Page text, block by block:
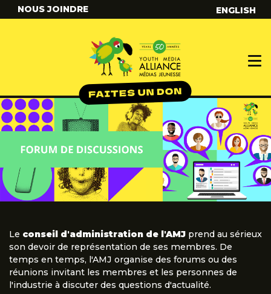
NOUS JOINDRE ENGLISH
Le conseil d'administration de l'AMJ prend au sérieux
son devoir de représentation de ses membres. De
temps en temps, l'AMJ organise des forums ou des
réunions invitant les membres et les personnes de
l'industrie à discuter des questions d'actualité.